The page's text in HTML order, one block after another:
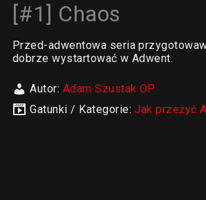
[#1] Chaos
Przed-adwentowa seria
dobrze wystartować w Adwent.
Autor: Adam Szustak OP
Gatunki / Kategorie:Jak przeżyć